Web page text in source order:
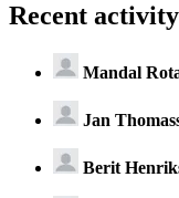
Recent activity
Mandal
Jan
Berit